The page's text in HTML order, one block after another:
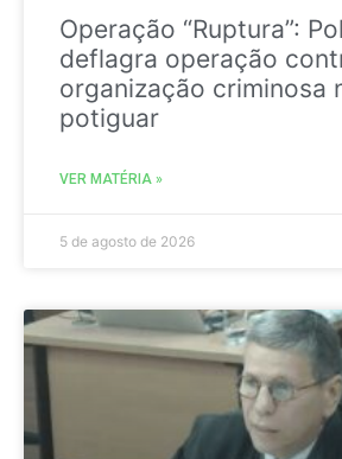
Operação “Ruptura”:
deflagra operação
organização criminosa
potiguar
VER MATÉRIA »
5 de agosto de 2026